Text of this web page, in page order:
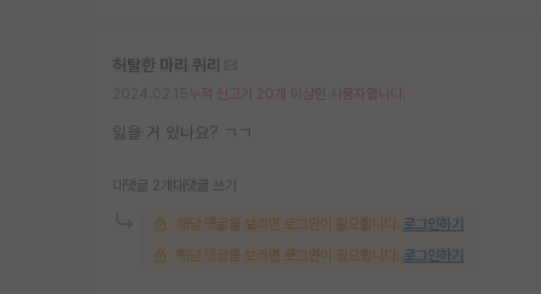
허탈한 마리 퀴리
누적 신고가 20개 이상인 사용자입니다.
잃을 거 있나요? ㄱㄱ
대댓글 2개 대댓글 쓰기
해당 댓글을 보려면 로그인이 필요합니다. 로그인하기
해당 댓글을 보려면 로그인이 필요합니다. 로그인하기